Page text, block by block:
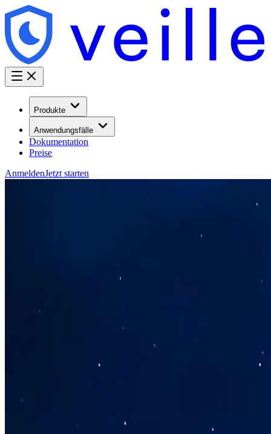
Produkte
Anwendungsfälle
Dokumentation
Preise
AnmeldenJetzt starten